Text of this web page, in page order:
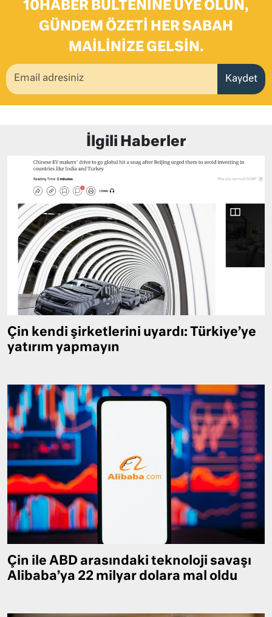
10HABER BÜLTENINE ÜYE OLUN,
GÜNDEM ÖZETI HER SABAH
MAILINIZE GELSIN.
Kaydet
İlgili Haberler
Çin kendi şirketlerini uyardı: Türkiye’ye
yatırım yapmayın
Çin ile ABD arasındaki teknoloji savaşı
Alibaba’ya 22 milyar dolara mal oldu